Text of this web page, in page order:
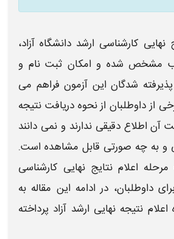
نهایی کارشناسی ارشد دانشگاه آزاد،
مشخص شده و امکان ثبت نام و
شدگان این آزمون فراهم می
از داوطلبان از نحوه دریافت نتیجه
آن اطلاع دقیقی ندارند و نمی دانند
و به چه صورتی قابل مشاهده است.
اعلام نتایج نهایی کارشناسی
داوطلبان، در ادامه این مقاله به
اعلام نتیجه نهایی ارشد آزاد پرداخته